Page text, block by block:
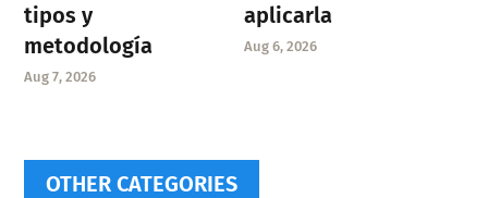
tipos y
metodología
Aug 7, 2026
aplicarla
Aug 6, 2026
OTHER CATEGORIES